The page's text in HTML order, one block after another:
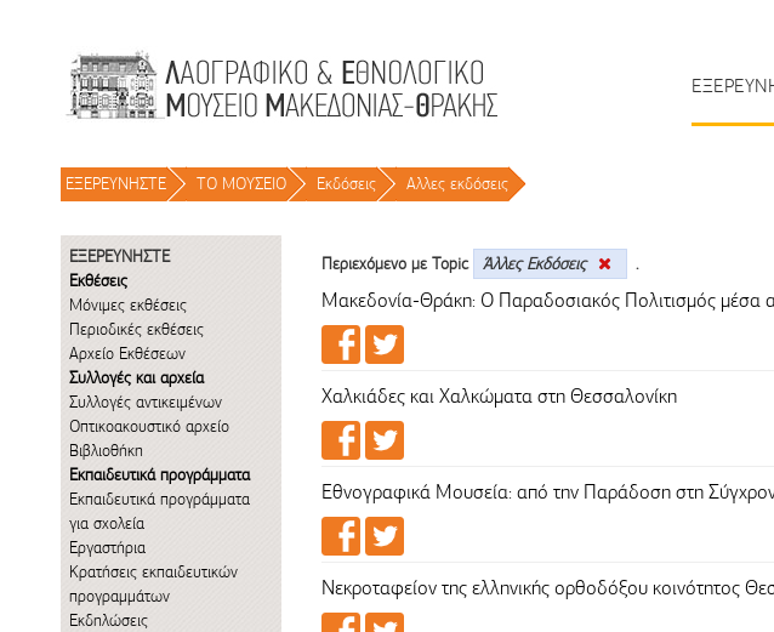
ΕΞΕΡΕΥΝΗΣΤΕ / ΤΟ ΜΟΥΣΕΙΟ / Εκδόσεις / Αλλες εκδόσεις /
ΕΞΕΡΕΥΝΗΣΤΕ
Εκθέσεις
Μόνιμες εκθέσεις
Περιοδικές εκθέσεις
Αρχείο Εκθέσεων
Συλλογές και αρχεία
Συλλογές αντικειμένων
Οπτικοακουστικό αρχείο
Βιβλιοθήκη
Εκπαιδευτικά προγράμματα
Εκπαιδευτικά προγράμματα
για σχολεία
Εργαστήρια
Κρατήσεις εκπαιδευτικών
προγραμμάτων
Εκδηλώσεις
Περιεχόμενο με Topic Άλλες Εκδόσεις .
Μακεδονία-Θράκη: Ο Παραδοσιακός Πολιτισμός μέσα
Χαλκιάδες και Χαλκώματα στη Θεσσαλονίκη
Εθνογραφικά Μουσεία: από την Παράδοση στη
Νεκροταφείον της ελληνικής ορθοδόξου κοινότητος